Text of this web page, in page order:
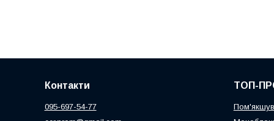
Контакти
095-697-54-77
ТОП-